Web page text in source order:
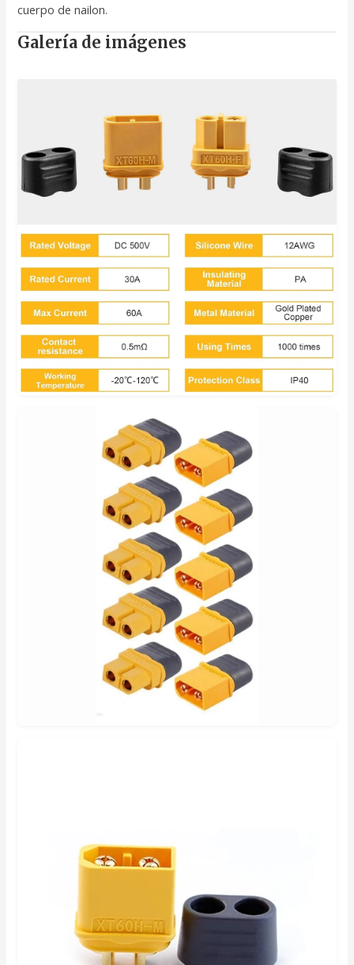
cuerpo de nailon.
Galería de imágenes